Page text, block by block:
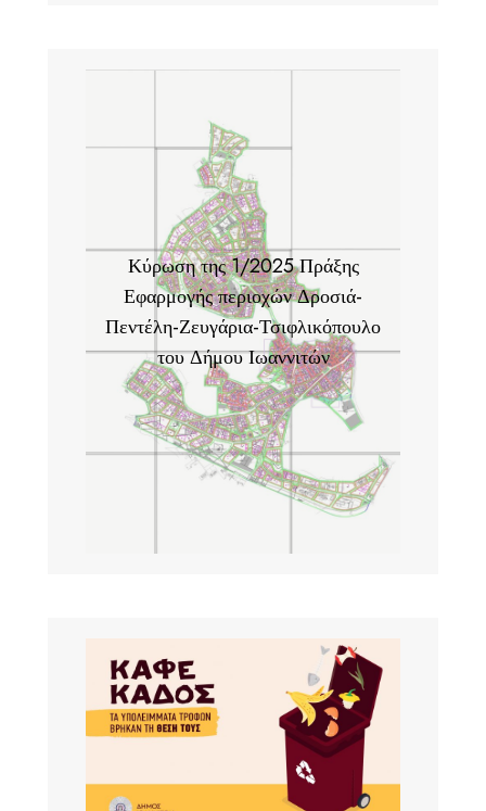
Κύρωση της 1/2025 Πράξης
Εφαρμογής περιοχών Δροσιά-
Πεντέλη-Ζευγάρια-Τσιφλικόπουλο
του Δήμου Ιωαννιτών